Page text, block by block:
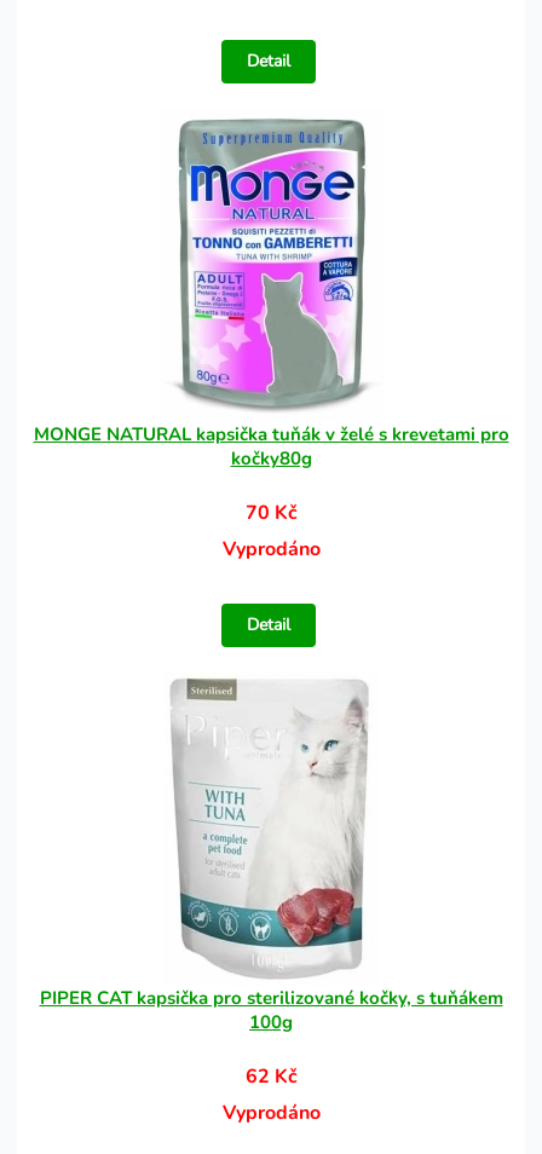
Detail
MONGE NATURAL kapsička tuňák v želé s krevetami pro
kočky80g
70 Kč
Vyprodáno
Detail
PIPER CAT kapsička pro sterilizované kočky, s tuňákem
100g
62 Kč
Vyprodáno